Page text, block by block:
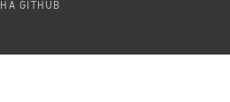
GITHUB